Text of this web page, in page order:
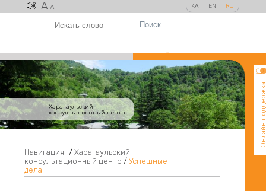
A A KA EN RU
Поиск
Харагаульский
консультационный центр
Онлайн
Навигация: / Харагаульский
консультационный центр / Успешные
дела